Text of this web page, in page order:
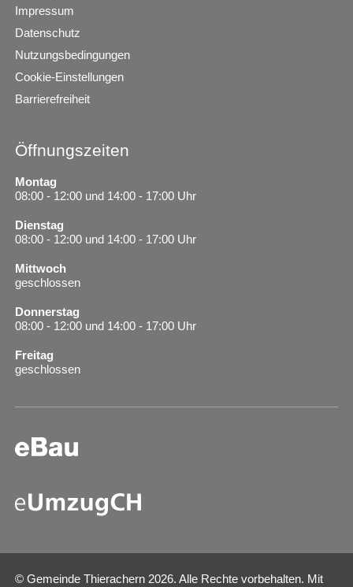
Impressum
Datenschutz
Nutzungsbedingungen
Cookie-Einstellungen
Barrierefreiheit
Öffnungszeiten
Montag
08:00 - 12:00 und 14:00 - 17:00 Uhr
Dienstag
08:00 - 12:00 und 14:00 - 17:00 Uhr
Mittwoch
geschlossen
Donnerstag
08:00 - 12:00 und 14:00 - 17:00 Uhr
Freitag
geschlossen
© Gemeinde Thierachern 2026. Alle Rechte vorbehalten. Mit